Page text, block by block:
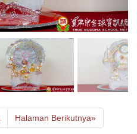
Halaman Berikutnya»